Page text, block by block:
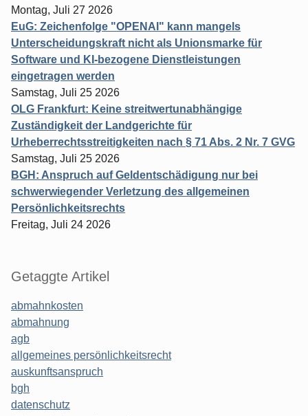
Montag, Juli 27 2026
EuG: Zeichenfolge "OPENAI" kann mangels
Unterscheidungskraft nicht als Unionsmarke für
Software und KI-bezogene Dienstleistungen
eingetragen werden
Samstag, Juli 25 2026
OLG Frankfurt: Keine streitwertunabhängige
Zuständigkeit der Landgerichte für
Urheberrechtsstreitigkeiten nach § 71 Abs. 2 Nr. 7 GVG
Samstag, Juli 25 2026
BGH: Anspruch auf Geldentschädigung nur bei
schwerwiegender Verletzung des allgemeinen
Persönlichkeitsrechts
Freitag, Juli 24 2026
Getaggte Artikel
abmahnkosten
abmahnung
agb
allgemeines persönlichkeitsrecht
auskunftsanspruch
bgh
datenschutz